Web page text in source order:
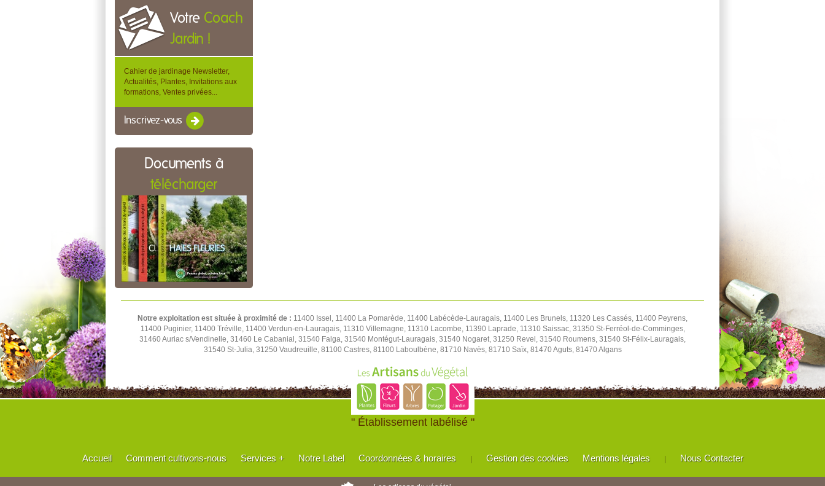
Votre Coach
Jardin !
Cahier de jardinage Newsletter,
Actualités, Plantes, Invitations aux
formations, Ventes privées...
Inscrivez-vous
Documents à
télécharger
Notre exploitation est située à proximité de : 11400 Issel, 11400 La Pomarède, 11400 Labécède-Lauragais, 11400 Les Brunels, 11320 Les Cassés, 11400 Peyrens,
11400 Puginier, 11400 Tréville, 11400 Verdun-en-Lauragais, 11310 Villemagne, 11310 Lacombe, 11390 Laprade, 11310 Saissac, 31350 St-Ferréol-de-Comminges,
31460 Auriac s/Vendinelle, 31460 Le Cabanial, 31540 Falga, 31540 Montégut-Lauragais, 31540 Nogaret, 31250 Revel, 31540 Roumens, 31540 St-Félix-Lauragais,
31540 St-Julia, 31250 Vaudreuille, 81100 Castres, 81100 Laboulbène, 81710 Navès, 81710 Saïx, 81470 Aguts, 81470 Algans
" Établissement labélisé "
Accueil Comment cultivons-nous Services + Notre Label Coordonnées & horaires | Gestion des cookies Mentions légales | Nous Contacter